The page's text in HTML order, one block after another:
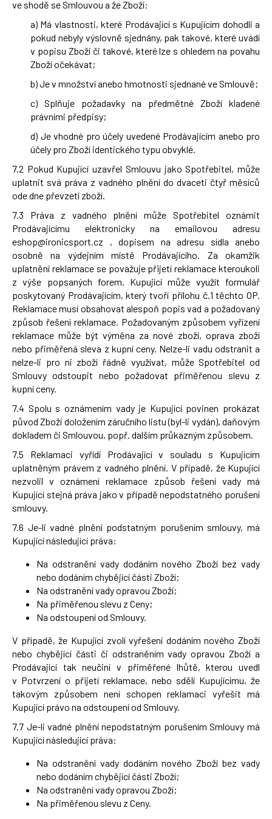
ve shodě se Smlouvou a že Zboží:
a) Má vlastnosti, které Prodávající s Kupujícím dohodli a
pokud nebyly výslovně sjednány, pak takové, které uvádí
v popisu Zboží či takové, které lze s ohledem na povahu
Zboží očekávat;
b) Je v množství anebo hmotnosti sjednané ve Smlouvě;
c) Splňuje požadavky na předmětné Zboží kladené
právními předpisy;
d) Je vhodné pro účely uvedené Prodávajícím anebo pro
účely pro Zboží identického typu obvyklé.
7.2 Pokud Kupující uzavřel Smlouvu jako Spotřebitel, může
uplatnit svá práva z vadného plnění do dvaceti čtyř měsíců
ode dne převzetí zboží.
7.3 Práva z vadného plnění může Spotřebitel oznámit
Prodávajícímu elektronicky na emailovou adresu
eshop@ironicsport.cz , dopisem na adresu sídla anebo
osobně na výdejním místě Prodávajícího. Za okamžik
uplatnění reklamace se považuje přijetí reklamace kteroukoli
z výše popsaných forem. Kupující může využít formulář
poskytovaný Prodávajícím, který tvoří přílohu č.1 těchto OP.
Reklamace musí obsahovat alespoň popis vad a požadovaný
způsob řešení reklamace. Požadovaným způsobem vyřízení
reklamace může být výměna za nové zboží, oprava zboží
nebo přiměřená sleva z kupní ceny. Nelze-li vadu odstranit a
nelze-li pro ni zboží řádně využívat, může Spotřebitel od
Smlouvy odstoupit nebo požadovat přiměřenou slevu z
kupní ceny.
7.4 Spolu s oznámením vady je Kupující povinen prokázat
původ Zboží doložením záručního listu (byl-li vydán), daňovým
dokladem či Smlouvou, popř. dalším průkazným způsobem.
7.5 Reklamaci vyřídí Prodávající v souladu s Kupujícím
uplatněným právem z vadného plnění. V případě, že Kupující
nezvolil v oznámení reklamace způsob řešení vady má
Kupující stejná práva jako v případě nepodstatného porušení
smlouvy.
7.6 Je-li vadné plnění podstatným porušením smlouvy, má
Kupující následující práva:
Na odstranění vady dodáním nového Zboží bez vady
nebo dodáním chybějící části Zboží;
Na odstranění vady opravou Zboží;
Na přiměřenou slevu z Ceny;
Na odstoupení od Smlouvy.
V případě, že Kupující zvolí vyřešení dodáním nového Zboží
nebo chybějící části či odstraněním vady opravou Zboží a
Prodávající tak neučiní v přiměřené lhůtě, kterou uvedl
v Potvrzení o přijetí reklamace, nebo sdělí Kupujícímu, že
takovým způsobem není schopen reklamaci vyřešit má
Kupující právo na odstoupení od Smlouvy.
7.7 Je-li vadné plnění nepodstatným porušením Smlouvy má
Kupující následující práva:
Na odstranění vady dodáním nového Zboží bez vady
nebo dodáním chybějící části Zboží;
Na odstranění vady opravou Zboží;
Na přiměřenou slevu z Ceny.